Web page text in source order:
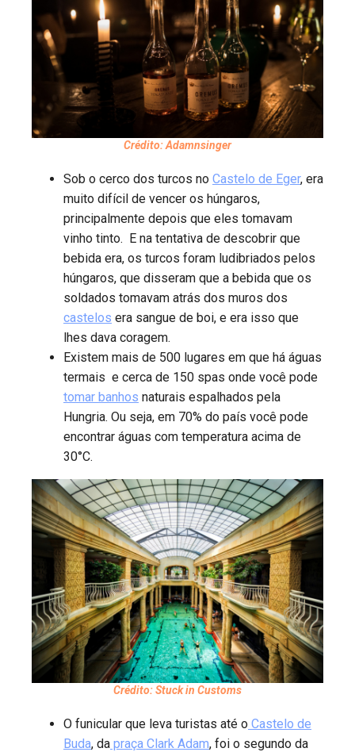
Crédito: Adamnsinger
Sob o cerco dos turcos no Castelo de Eger, era
muito difícil de vencer os húngaros,
principalmente depois que eles tomavam
vinho tinto. E na tentativa de descobrir que
bebida era, os turcos foram ludibriados pelos
húngaros, que disseram que a bebida que os
soldados tomavam atrás dos muros dos
castelos era sangue de boi, e era isso que
lhes dava coragem.
Existem mais de 500 lugares em que há águas
termais e cerca de 150 spas onde você pode
tomar banhos naturais espalhados pela
Hungria. Ou seja, em 70% do país você pode
encontrar águas com temperatura acima de
30°C.
Crédito: Stuck in Customs
O funicular que leva turistas até o Castelo de
Buda, da praça Clark Adam, foi o segundo da